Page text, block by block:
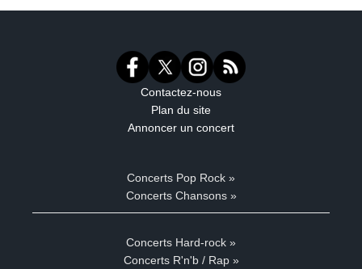
Contactez-nous
Plan du site
Annoncer un concert
Concerts Pop Rock »
Concerts Chansons »
Concerts Hard-rock »
Concerts R'n'b / Rap »